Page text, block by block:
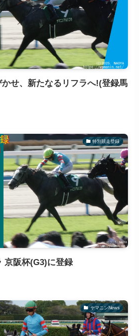
かせ、新たなるリフラへ!(登録馬
特別競走登録
京阪杯(G3)に登録
ヤマニンNews